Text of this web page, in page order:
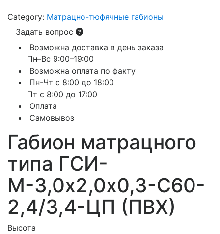
Category: Матрацно-тюфячные габионы
Задать вопрос
Возможна доставка в день заказа
Пн–Вс 9:00–19:00
Возможна оплата по факту
Пн-Чт с 8:00 до 18:00
Пт с 8:00 до 17:00
Оплата
Самовывоз
Габион матрацного
типа ГCИ-
М-3,0х2,0х0,3-С60-
2,4/3,4-ЦП (ПВХ)
Высота